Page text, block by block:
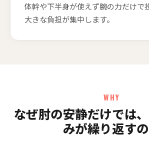
体幹や下半身が使えず腕の力だけで
大きな負担が集中します。
WHY
なぜ肘の安静だけでは
みが繰り返す